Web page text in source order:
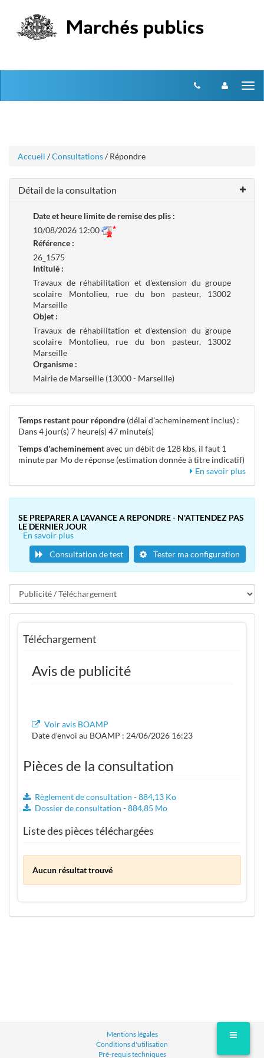
contenu
Accueil /Consultations/ Répondre
Détail de la consultation
Date et heure limite de remise des plis :
10/08/2026 12:00
Référence :
26_1575
Intitulé :
Travaux de réhabilitation et d'extension du groupe
scolaire Montolieu, rue du bon pasteur, 13002
Marseille
Objet :
Travaux de réhabilitation et d'extension du groupe
scolaire Montolieu, rue du bon pasteur, 13002
Marseille
Organisme :
Mairie de Marseille (13000 - Marseille)
Temps restant pour répondre (délai d'acheminement inclus) :
Dans 4 jour(s) 7 heure(s) 47 minute(s)
Temps d'acheminementavec un débit de 128 kbs, il faut 1
minute par Mo de réponse (estimation donnée à titre indicatif)
En savoir plus
SE PREPARER A L'AVANCE A REPONDRE - N'ATTENDEZ PAS
LE DERNIER JOUR
En savoir plus
Tester ma configuration
Consultation de test
Téléchargement
Avis de publicité
Voir avis BOAMP
Date d'envoi au BOAMP : 24/06/2026 16:23
Pièces de la consultation
Règlement de consultation - 884,13 Ko
Dossier de consultation - 884,85 Mo
Liste des pièces téléchargées
Aucun résultat trouvé
Mentions légales
Conditions d'utilisation
Pré-requis techniques